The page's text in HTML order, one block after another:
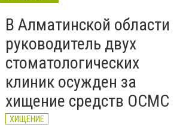
В Алматинской области
руководитель двух
стоматологических
клиник осужден за
хищение средств ОСМС
ХИЩЕНИЕ